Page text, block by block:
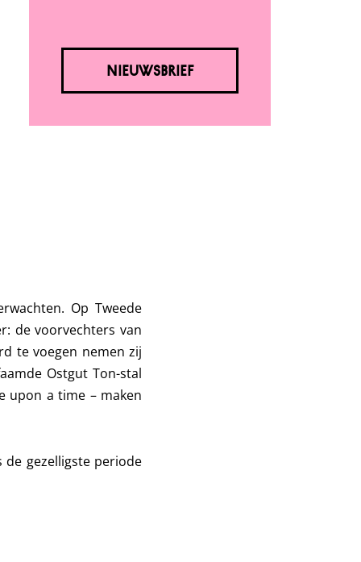
NIEUWSBRIEF
Op Tweede
de voorvechters van
te voegen nemen zij
Ostgut Ton-stal
upon a time – maken
gezelligste periode